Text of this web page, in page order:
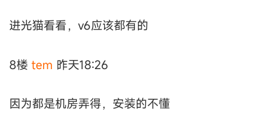
进光猫看看，v6应该都有的
8楼 tem 昨天18:26
因为都是机房弄得，安装的不懂